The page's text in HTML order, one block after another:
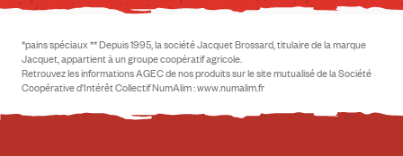
*pains spéciaux ** Depuis 1995, la société Jacquet Brossard, titulaire de la marque
Jacquet, appartient à un groupe coopératif agricole.
Retrouvez les informations AGEC de nos produits sur le site mutualisé de la Société
Coopérative d'Intérêt Collectif NumAlim : www.numalim.fr